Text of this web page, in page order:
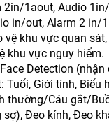
2in/1aout, Audio
in/out, Alarm 2 in/
vệ khu vực quan
khu vực nguy hiểm.
Detection
Tuổi, Giới tính, Biểu
thường/Cáu gắt/
Đeo kính, Đeo